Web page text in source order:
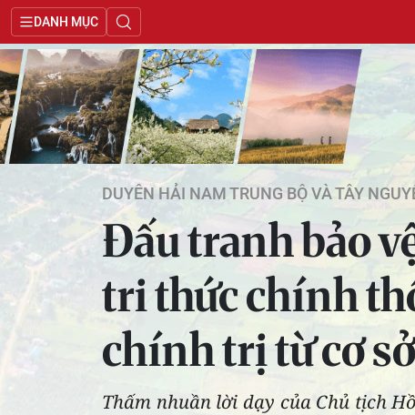
DANH MỤC
DUYÊN HẢI NAM TRUNG BỘ VÀ TÂY
Đấu tranh bảo
tri thức chính
chính trị từ cơ sở
Thấm nhuần lời dạy của Chủ tịch